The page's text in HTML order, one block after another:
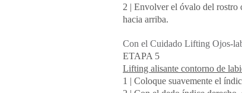
2 | Envolver el óvalo del rostro
hacia arriba.
Con el Cuidado Lifting Ojos-
ETAPA 5
Lifting alisante contorno de
1 | Coloque suavemente el